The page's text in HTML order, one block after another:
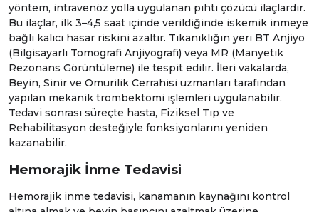
yöntem, intravenöz yolla uygulanan pıhtı çözücü ilaçlardır.
Bu ilaçlar, ilk 3–4,5 saat içinde verildiğinde iskemik inmeye
bağlı kalıcı hasar riskini azaltır. Tıkanıklığın yeri BT Anjiyo
(Bilgisayarlı Tomografi Anjiyografi) veya MR (Manyetik
Rezonans Görüntüleme) ile tespit edilir. İleri vakalarda,
Beyin, Sinir ve Omurilik Cerrahisi uzmanları tarafından
yapılan mekanik trombektomi işlemleri uygulanabilir.
Tedavi sonrası süreçte hasta, Fiziksel Tıp ve
Rehabilitasyon desteğiyle fonksiyonlarını yeniden
kazanabilir.
Hemorajik İnme Tedavisi
Hemorajik inme tedavisi, kanamanın kaynağını kontrol